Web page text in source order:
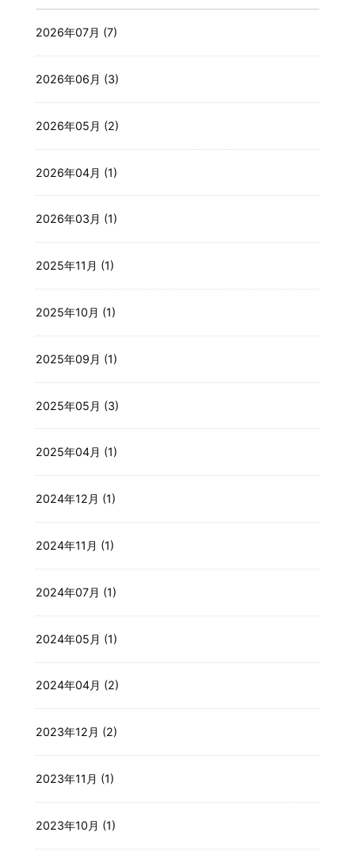
2026年07月 (7)
2026年06月 (3)
2026年05月 (2)
2026年04月 (1)
2026年03月 (1)
2025年11月 (1)
2025年10月 (1)
2025年09月 (1)
2025年05月 (3)
2025年04月 (1)
2024年12月 (1)
2024年11月 (1)
2024年07月 (1)
2024年05月 (1)
2024年04月 (2)
2023年12月 (2)
2023年11月 (1)
2023年10月 (1)